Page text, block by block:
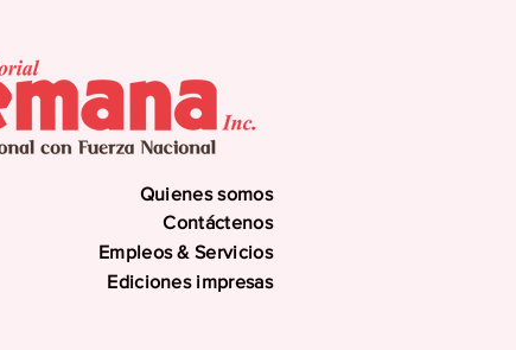
Quienes somos
Contáctenos
Empleos & Servicios
Ediciones impresas